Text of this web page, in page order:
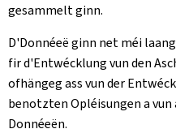
gesammelt ginn.
D'Donnéeë ginn net méi
fir d'Entwécklung vun den
ofhängeg ass vun der
benotzten Opléisungen a
Donnéeën.